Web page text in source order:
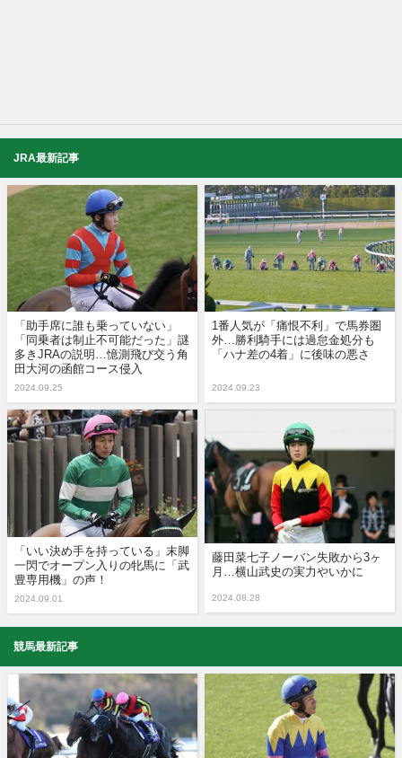
JRA最新記事
「助手席に誰も乗っていない」
「同乗者は制止不可能だった」謎
多きJRAの説明…憶測飛び交う角
田大河の函館コース侵入
2024.09.25
1番人気が「痛恨不利」で馬券圏
外…勝利騎手には過怠金処分も
「ハナ差の4着」に後味の悪さ
2024.09.23
「いい決め手を持っている」末脚
一閃でオープン入りの牝馬に「武
豊専用機」の声！
2024.09.01
藤田菜七子ノーバン失敗から3ヶ
月…横山武史の実力やいかに
2024.08.28
競馬最新記事